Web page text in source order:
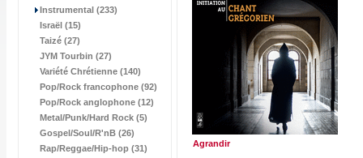
Instrumental (233)
Israël (15)
Taizé (27)
JYM Tourbin (27)
Variété Chrétienne (140)
Pop/Rock francophone (92)
Pop/Rock anglophone (12)
Metal/Punk/Hard Rock (5)
Gospel/Soul/R'nB (26)
Rap/Reggae/Hip-hop (31)
Agrandir